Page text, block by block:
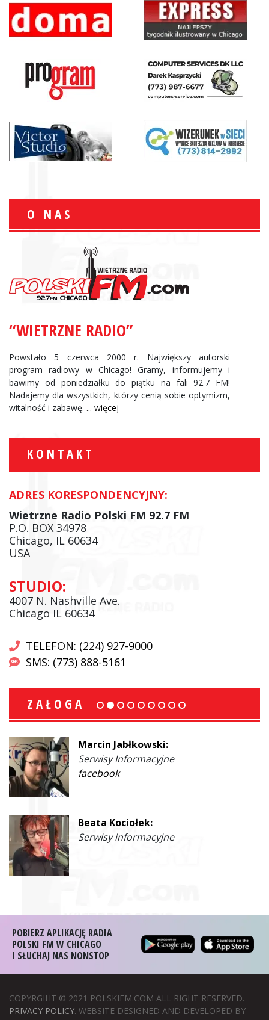
O NAS
“WIETRZNE RADIO”
Powstało 5 czerwca 2000 r. Największy autorski
program radiowy w Chicago! Gramy, informujemy i
bawimy od poniedziałku do piątku na fali 92.7 FM!
Nadajemy dla wszystkich, którzy cenią sobie optymizm,
witalność i zabawę. ... więcej
KONTAKT
ADRES KORESPONDENCYJNY:
Wietrzne Radio Polski FM 92.7 FM
P.O. BOX 34978
Chicago, IL 60634
USA
STUDIO:
4007 N. Nashville Ave.
Chicago IL 60634
TELEFON: (224) 927-9000
SMS: (773) 888-5161
ZAŁOGA
Marcin Jabłkowski:
Serwisy Informacyjne
facebook
Beata Kociołek:
Serwisy informacyjne
POBIERZ APLIKACJĘ RADIA
POLSKI FM W CHICAGO
I SŁUCHAJ NAS NONSTOP
COPYRGIHT © 2021 POLSKIFM.COM ALL RIGHT RESERVED.
PRIVACY POLICY. WEBSITE DESIGNED AND DEVELOPED BY